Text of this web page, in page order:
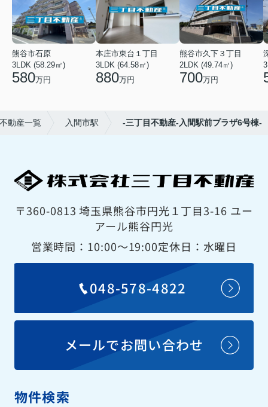
熊谷市石原
3LDK (58.29㎡)
580万円
本庄市東台１丁目
3LDK (64.58㎡)
880万円
熊谷市久下３丁目
2LDK (49.74㎡)
700万円
動産一覧 入間市駅 -三丁目不動産-入間駅前プラザ6号棟-
〒360-0813 埼玉県熊谷市円光１丁目3-16 ユー
アール熊谷円光
営業時間：10:00〜19:00定休日：水曜日
048-578-4822
メールでお問い合わせ
物件検索